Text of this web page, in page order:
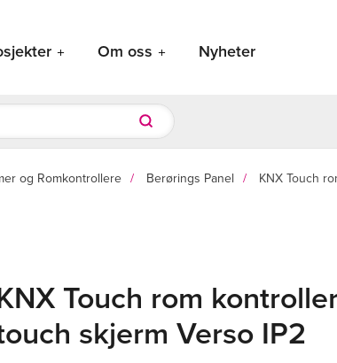
Om oss Nyheter
og Romkontrollere Berørings Panel
KNX Touch
Touch rom
skjerm Verso IP2